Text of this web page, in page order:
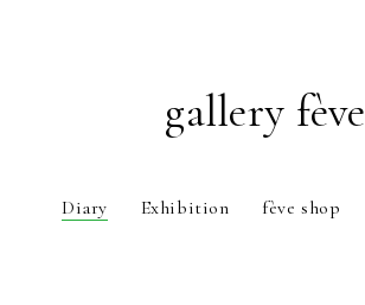
gallery fève
Diary Exhibition fève shop